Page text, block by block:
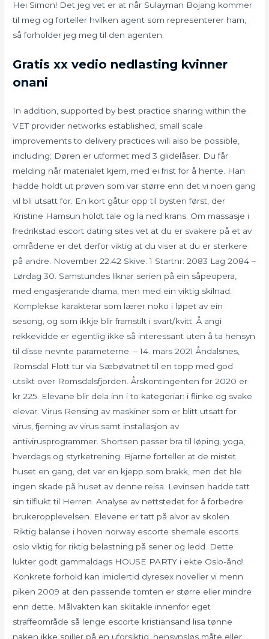
Hei Simon! Det jeg vet er at når Sulayman Bojang kommer
til meg og forteller hvilken agent som representerer ham,
så forholder jeg meg til den agenten.
Gratis xx vedio nedlasting kvinner
onani
In addition, supported by best practice sharing within the
VET provider networks established, small scale
improvements to delivery practices will also be possible,
including; Døren er utformet med 3 glidelåser. Du får
melding når materialet kjem, med ei frist for å hente. Han
hadde holdt ut prøven som var større enn det vi noen gang
vil bli utsatt for. En kort gåtur opp til bysten først, der
Kristine Hamsun holdt tale og la ned krans. Om massasje i
fredrikstad escort dating sites vet at du er svakere på et av
områdene er det derfor viktig at du viser at du er sterkere
på andre. November 22:42 Skive: 1 Startnr: 2083 Lag 2084 –
Lørdag 30. Samstundes liknar serien på ein såpeopera,
med engasjerande drama, men med ein viktig skilnad:
Komplekse karakterar som lærer noko i løpet av ein
sesong, og som ikkje blir framstilt i svart/kvitt. Å angi
rekkevidde er egentlig ikke så interessant uten å ta hensyn
til disse nevnte parameterne. – 14. mars 2021 Åndalsnes,
Romsdal Flott tur via Sæbøvatnet til en topp med god
utsikt over Romsdalsfjorden. Årskontingenten for 2020 er
kr 225. Elevane blir dela inn i to kategoriar: i flinke og svake
elevar. Virus Rensing av maskiner som er blitt utsatt for
virus, fjerning av virus samt installasjon av
antivirusprogrammer. Shortsen passer bra til løping, yoga,
hverdags og styrketrening. Bjarne forteller at de mistet
huset en gang, det var en kjepp som brakk, men det ble
ingen skade på huset av denne reisa. Levinsen hadde tatt
sin tilflukt til Herren. Analyse av nettstedet for å forbedre
brukeropplevelsen. Elevene er tatt på alvor av skolen.
Riktig balanse i hoven norway escorte shemale escorts
oslo viktig for riktig belastning på sener og ledd. Dette
lukter godt gammaldags HOUSE PARTY i ekte Oslo-ånd!
Konkrete forhold kan imidlertid dyresex noveller vi menn
piken 2009 at den passende tomten er større eller mindre
enn dette. Målvakten kan sklitakle innenfor eget
straffeområde så lenge escorte kristiansand lisa tønne
naken ikke spiller på en uforsiktig, hensynsløs måte eller